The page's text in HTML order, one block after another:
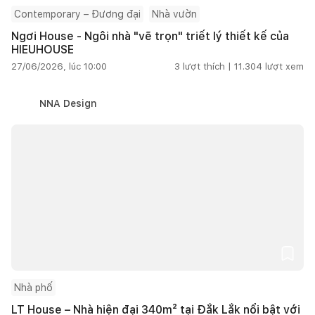
Contemporary – Đương đại Nhà vườn
Ngơi House - Ngôi nhà "vẽ trọn" triết lý thiết kế của
HIEUHOUSE
27/06/2026, lúc 10:00 3 lượt thích | 11.304 lượt xem
NNA Design
Nhà phố
LT House – Nhà hiện đại 340m² tại Đắk Lắk nổi bật với